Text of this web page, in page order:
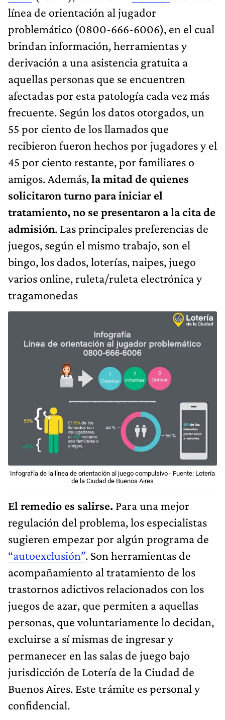
línea de orientación al jugador
problemático (0800-666-6006), en el cual
brindan información, herramientas y
derivación a una asistencia gratuita a
aquellas personas que se encuentren
afectadas por esta patología cada vez más
frecuente. Según los datos otorgados, un
55 por ciento de los llamados que
recibieron fueron hechos por jugadores y el
45 por ciento restante, por familiares o
amigos. Además,la mitad de quienes
solicitaron turno para iniciar el
tratamiento, no se presentaron a la cita de
admisión. Las principales preferencias de
juegos, según el mismo trabajo, son el
bingo, los dados, loterías, naipes, juego
varios online, ruleta/ruleta electrónica y
tragamonedas
Infografía de la línea de orientación al juego compulsivo - Fuente: Lotería
de la Ciudad de Buenos Aires
El remedio es salirse. Para una mejor
regulación del problema, los especialistas
sugieren empezar por algún programa de
“autoexclusión”. Son herramientas de
acompañamiento al tratamiento de los
trastornos adictivos relacionados con los
juegos de azar, que permiten a aquellas
personas, que voluntariamente lo decidan,
excluirse a sí mismas de ingresar y
permanecer en las salas de juego bajo
jurisdicción de Lotería de la Ciudad de
Buenos Aires. Este trámite es personal y
confidencial.